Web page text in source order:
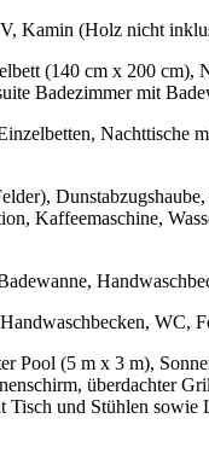
Kamin (Holz nicht
(140 cm x 200 cm),
Badezimmer mit
Nachttische
Kaffeemaschine,
WC,
Pool (5 m x 3 m),
überdachter
Tisch und Stühlen sowie